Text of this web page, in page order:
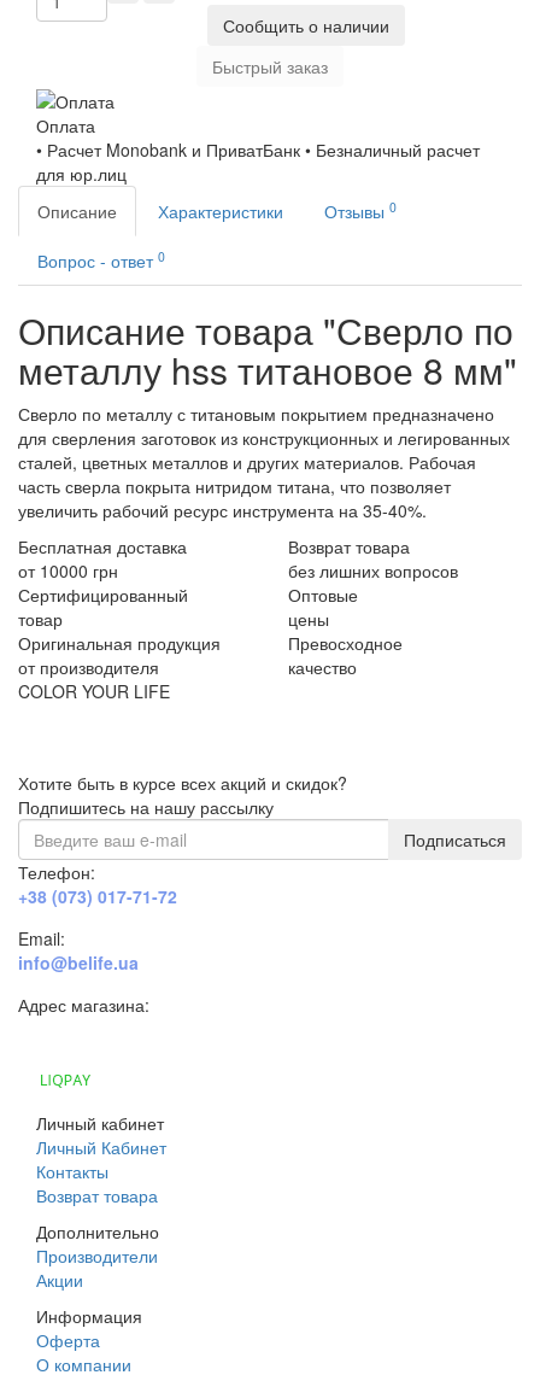
Сообщить о наличии
Быстрый заказ
Оплата
• Расчет Monobank и ПриватБанк • Безналичный расчет
для юр.лиц
Описание
Характеристики Отзывы 0
Вопрос - ответ 0
Описание товара "Сверло по
металлу hss титановое 8 мм"
Сверло по металлу с титановым покрытием предназначено
для сверления заготовок из конструкционных и легированных
сталей, цветных металлов и других материалов. Рабочая
часть сверла покрыта нитридом титана, что позволяет
увеличить рабочий ресурс инструмента на 35-40%.
Бесплатная доставка
от 10000 грн
Возврат товара
без лишних вопросов
Сертифицированный
товар
Оптовые
цены
Оригинальная продукция
от производителя
Превосходное
качество
COLOR YOUR LIFE
Хотите быть в курсе всех акций и скидок?
Подпишитесь на нашу рассылку
Подписаться
Телефон:
+38 (073) 017-71-72
Email:
info@belife.ua
Адрес магазина:
Личный кабинет
Личный Кабинет
Контакты
Возврат товара
Дополнительно
Производители
Акции
Информация
Оферта
О компании